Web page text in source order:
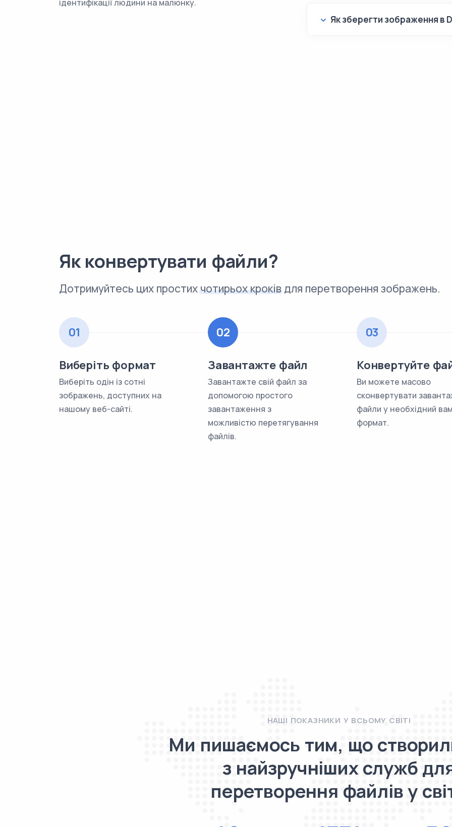
ідентифікації людини на малюнку.
Як зберегти зображення в
Як конвертувати файли?
Дотримуйтесь цих простихчотирьох кроківдля перетворення зображень.
01
Виберіть формат
Виберіть одін із сотні
зображень, доступних на
нашому веб-сайті.
02
Завантажте файл
Завантажте свій файл за
допомогою простого
завантаження з
можливістю перетягування
файлів.
03
Конвертуйте
Ви можете масово
сконвертувати
файли у необхідний вам
формат.
НАШІ ПОКАЗНИКИ У ВСЬОМУ СВІТІ
Ми пишаємось тим, що
з найзручніших служб
перетворення файлів у